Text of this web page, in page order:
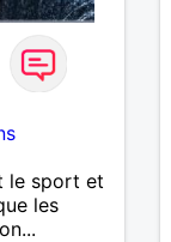
le sport et
les